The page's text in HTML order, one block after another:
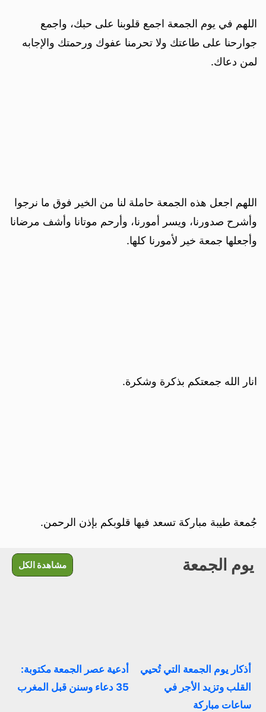
اللهم في يوم الجمعة اجمع قلوبنا على حبك، واجمع
جوارحنا على طاعتك ولا تحرمنا عفوك ورحمتك والإجابه
لمن دعاك.
اللهم اجعل هذه الجمعة حاملة لنا من الخير فوق ما نرجوا
وأشرح صدورنا، ويسر أمورنا، وأرحم موتانا وأشف مرضانا
وأجعلها جمعة خير لأمورنا كلها.
انار الله جمعتكم بذكرة وشكرة.
جُمعة طيبة مباركة تسعد فيها قلوبكم بإذن الرحمن.
يوم الجمعة مشاهدة الكل
أذكار يوم الجمعة التي تُحيي
القلب وتزيد الأجر في
ساعات مباركة
أدعية عصر الجمعة مكتوبة:
35 دعاء وسنن قبل المغرب